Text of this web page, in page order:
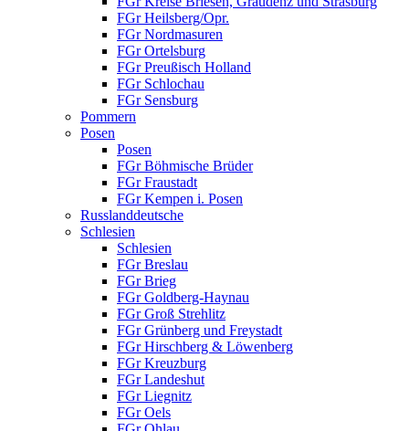
FGr Heilsberg/Opr.
FGr Nordmasuren
FGr Ortelsburg
FGr Preußisch Holland
FGr Schlochau
FGr Sensburg
Pommern
Posen
Posen
FGr Böhmische Brüder
FGr Fraustadt
FGr Kempen i. Posen
Russlanddeutsche
Schlesien
Schlesien
FGr Breslau
FGr Brieg
FGr Goldberg-Haynau
FGr Groß Strehlitz
FGr Grünberg und Freystadt
FGr Hirschberg & Löwenberg
FGr Kreuzburg
FGr Landeshut
FGr Liegnitz
FGr Oels